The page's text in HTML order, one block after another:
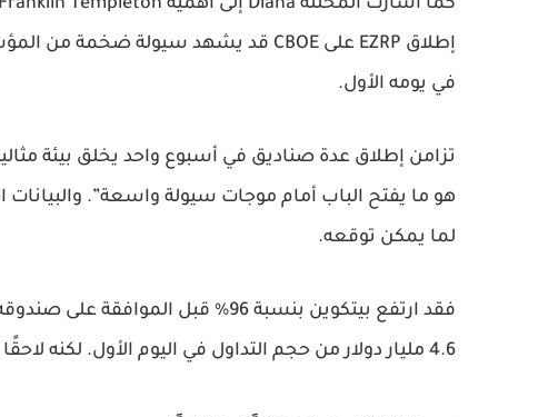
في يومه الأول.
لما يمكن توقعه.
4.6 مليار دولار من حجم التداول في اليوم الأول. لكنه لاحقًا حقق مكاسب بلغت 130% خلال 2024.